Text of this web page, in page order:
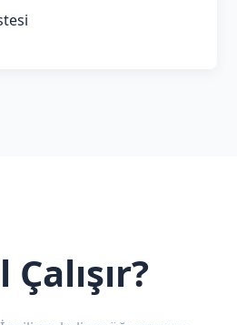
Çalışır?